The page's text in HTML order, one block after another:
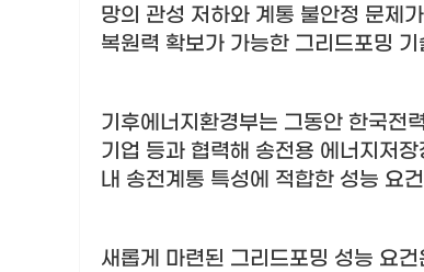
망의 관성 저하와 계통 불안정 문제
복원력 확보가 가능한 그리드포밍
기후에너지환경부는 그동안 한국전
기업 등과 협력해 송전용 에너지저
내 송전계통 특성에 적합한 성능 요
새롭게 마련된 그리드포밍 성능 요건